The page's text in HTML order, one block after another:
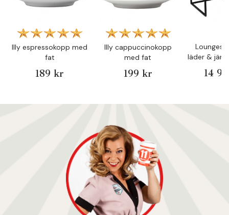
Illy espressokopp med
fat
189 kr
Illy cappuccinokopp
med fat
199 kr
läder & järn
14